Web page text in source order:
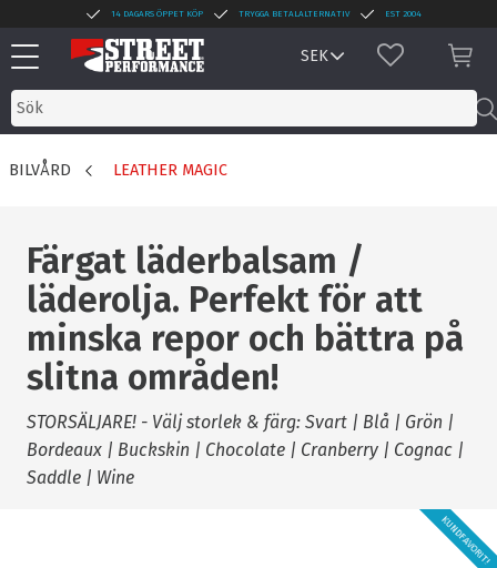
Meny
14 DAGARS ÖPPET KÖP TRYGGA BETALALTERNATIV EST 2004
FAVORITER
BILVÅRD LEATHER MAGIC
Färgat läderbalsam /
läderolja. Perfekt för att
minska repor och bättra på
slitna områden!
STORSÄLJARE! - Välj storlek & färg: Svart | Blå | Grön |
Bordeaux | Buckskin | Chocolate | Cranberry | Cognac |
Saddle | Wine
KUNDFAVORIT!